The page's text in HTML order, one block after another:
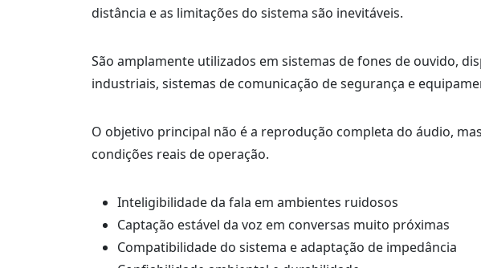
distância e as limitações do sistema são inevitáveis.
São amplamente utilizados em sistemas de fones de ouvido,
industriais, sistemas de comunicação de segurança e
O objetivo principal não é a reprodução completa do áudio,
condições reais de operação.
Inteligibilidade da fala em ambientes ruidosos
Captação estável da voz em conversas muito próximas
Compatibilidade do sistema e adaptação de impedância